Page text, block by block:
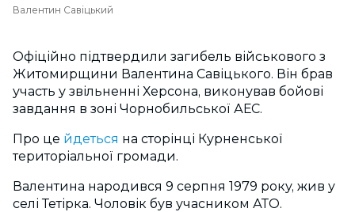
Валентин Савіцький
Офіційно підтвердили загибель військового з
Житомирщини Валентина Савіцького. Він брав
участь у звільненні Херсона, виконував бойові
завдання в зоні Чорнобильської АЕС.
Про це йдеться на сторінці Курненської
територіальної громади.
Валентина народився 9 серпня 1979 року, жив у
селі Тетірка. Чоловік був учасником АТО.